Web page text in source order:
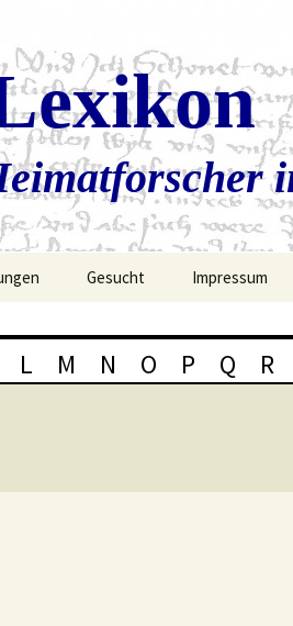
Gesucht Impressum
L M N O P Q R